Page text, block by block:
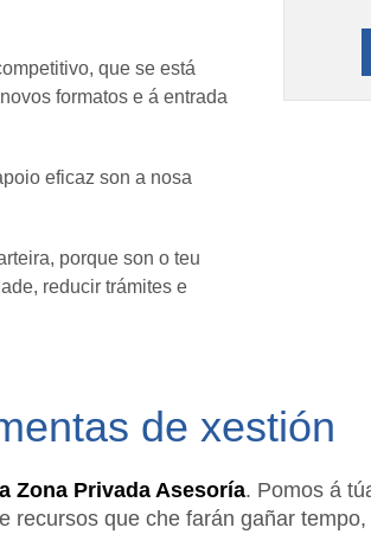
que se está
formatos e á entrada
eficaz son a nosa
porque son o teu
reducir trámites e
de xestión
Zona Privada Asesoría. Pomos á
recursos que che farán gañar